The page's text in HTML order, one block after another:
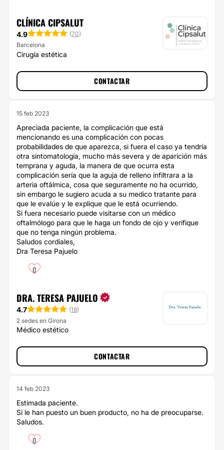
CLÍNICA CIPSALUT
4.9 (70)
Barcelona
Cirugía estética
CONTACTAR
15 feb 2023
Apreciada paciente, la complicación que está
mencionando es una complicación con pocas
probabilidades de que aparezca, si fuera el caso ya tendría
otra sintomatología, mucho más severa y de aparición más
temprana y aguda, la manera de que ocurra esta
complicación sería que la aguja de relleno infiltrara a la
arteria oftálmica, cosa que seguramente no ha ocurrido,
sin embargo le sugiero acuda a su medico tratante para
que le evalúe y le explique que le está ocurriendo.
Si fuera necesario puede visitarse con un médico
oftalmólogo para que le haga un fondo de ojo y verifique
que no tenga ningún problema.
Saludos cordiales,
Dra Teresa Pajuelo
0
DRA. TERESA PAJUELO
4.7 (18)
2 sedes en Girona
Médico estético
CONTACTAR
14 feb 2023
Estimada paciente.
Si le han puesto un buen producto, no ha de preocuparse.
Saludos.
0